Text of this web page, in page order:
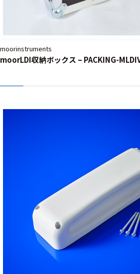
moorinstruments
moorLDI収納ボックス – PACKING-